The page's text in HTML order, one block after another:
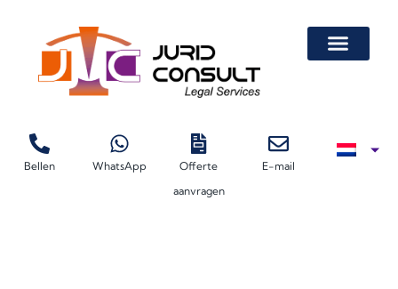
Bellen WhatsApp
Offerte
aanvragen
E-mail